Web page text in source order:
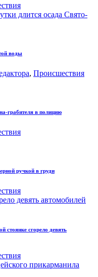
воды
, Происшествия
грабителя в полицию
ручкой в груди
стоянке сгорело девять